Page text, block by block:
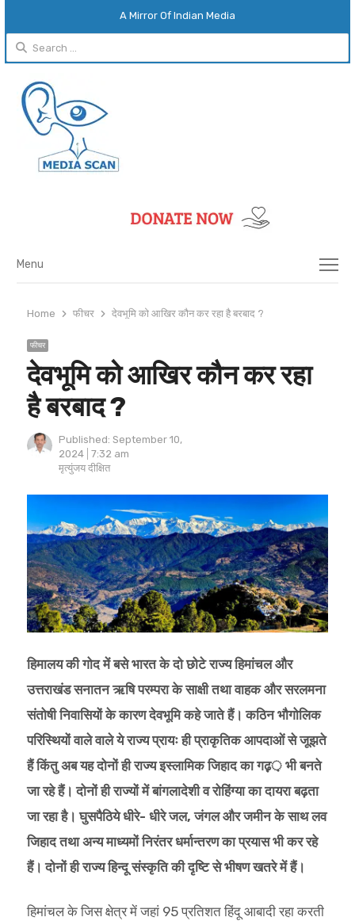
A Mirror Of Indian Media
Search
for:
Menu
Menu
Home फीचर देवभूमि को आखिर कौन कर रहा है बरबाद ?
फीचर
देवभूमि को आखिर कौन कर रहा
है बरबाद ?
Published: September 10,
2024
7:32 am
Author
मृत्युंजय दीक्षित
हिमालय की गोद में बसे भारत के दो छोटे राज्य हिमांचल और
उत्तराखंड सनातन ऋषि परम्परा के साक्षी तथा वाहक और सरलमना
संतोषी निवासियों के कारण देवभूमि कहे जाते हैं। कठिन भौगोलिक
परिस्थियों वाले वाले ये राज्य प्रायः ही प्राकृतिक आपदाओं से जूझते
हैं किंतु अब यह दोनों ही राज्य इस्लामिक जिहाद का गढ़़़ भी बनते
जा रहे हैं। दोनों ही राज्यों में बांगलादेशी व रोहिंग्या का दायरा बढ़ता
जा रहा है। घुसपैठिये धीरे- धीरे जल, जंगल और जमीन के साथ लव
जिहाद तथा अन्य माध्यमों निरंतर धर्मान्तरण का प्रयास भी कर रहे
हैं। दोनों ही राज्य हिन्दू संस्कृति की दृष्टि से भीषण खतरे में हैं।
हिमांचल के जिस क्षेत्र में जहां 95 प्रतिशत हिंदू आबादी रहा करती